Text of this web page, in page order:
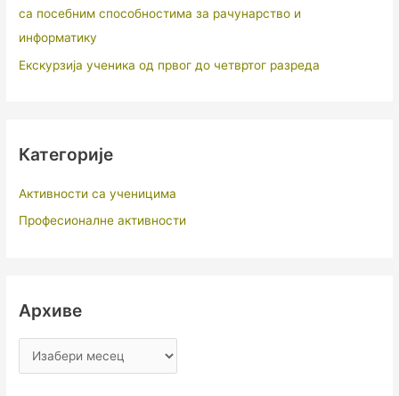
са посебним способностима за рачунарство и
информатику
Екскурзија ученика од првог до четвртог разреда
Категорије
Активности са ученицима
Професионалне активности
Архиве